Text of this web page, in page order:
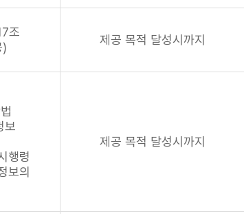
조
)
제공 목적 달성시까지
보
행령
보의
제공 목적 달성시까지